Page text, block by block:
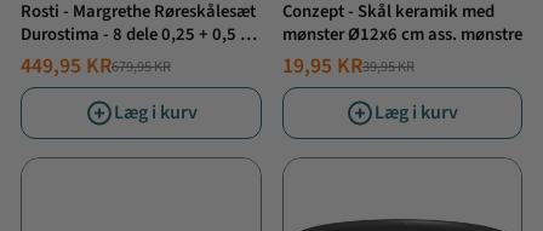
Rosti - Margrethe Røreskålesæt
Durostima - 8 dele 0,25 + 0,5 +
1,5 + 3 liter Carbon black
NORMALPRIS679,95 KR
TILBUDSPRIS
449,95 KR
Læg i kurv
Conzept - Skål keramik med
mønster Ø12x6 cm ass. mønstre
NORMALPRIS
39,95 KR
TILBUDSPRIS
19,95 KR
Læg i kurv